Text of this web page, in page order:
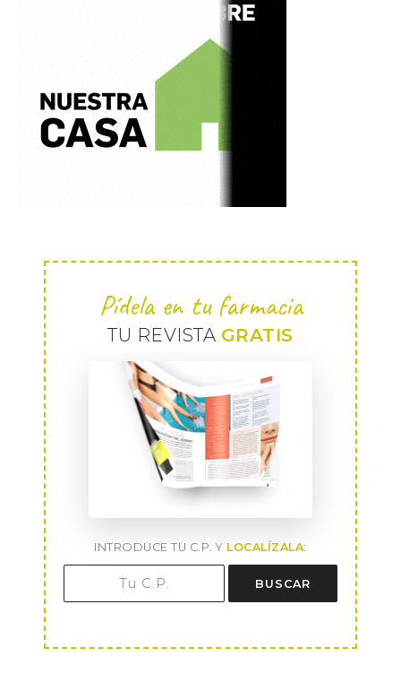
Pídela en tu farmacia
TU REVISTA GRATIS
INTRODUCE TU C.P. Y LOCALÍZALA:
BUSCAR